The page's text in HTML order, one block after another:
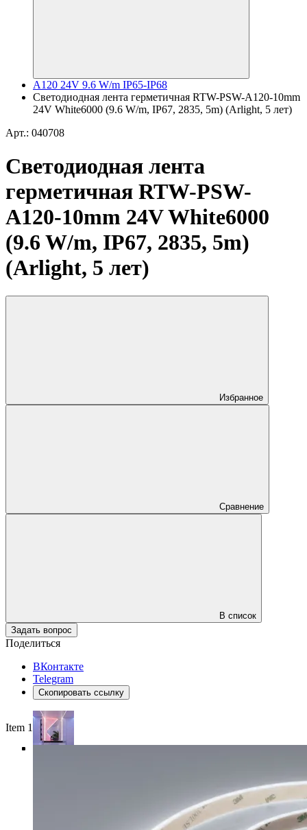
A120 24V 9.6 W/m IP65-IP68
Светодиодная лента герметичная RTW-PSW-A120-10mm
24V White6000 (9.6 W/m, IP67, 2835, 5m) (Arlight, 5 лет)
Арт.: 040708
Светодиодная лента
герметичная RTW-PSW-
A120-10mm 24V White6000
(9.6 W/m, IP67, 2835, 5m)
(Arlight, 5 лет)
Избранное
Сравнение
В список
Задать вопрос
Поделиться
ВКонтакте
Telegram
Скопировать ссылку
Item 1 of 5